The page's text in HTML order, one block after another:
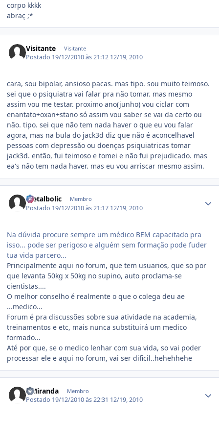
corpo kkkk
abraç ;*
Visitante Visitante
Postado 19/12/2010 às 21:12 12/19, 2010
cara, sou bipolar, ansioso pacas. mas tipo. sou muito teimoso.
sei que o psiquiatra vai falar pra não tomar. mas mesmo
assim vou me testar. proximo ano(junho) vou ciclar com
enantato+oxan+stano só assim vou saber se vai da certo ou
não. tipo. sei que não tem nada haver o que eu vou falar
agora, mas na bula do jack3d diz que não é aconcelhavel
pessoas com depressão ou doenças psiquiatricas tomar
jack3d. então, fui teimoso e tomei e não fui prejudicado. mas
ea's não tem nada haver. mas eu vou arriscar mesmo assim.
metalbolic Membro
Postado 19/12/2010 às 21:17 12/19, 2010
Na dúvida procure sempre um médico BEM capacitado pra
isso... pode ser perigoso e alguém sem formação pode fuder
tua vida parcero...
Principalmente aqui no forum, que tem usuarios, que so por
que levanta 50kg x 50kg no supino, auto proclama-se
cientistas....
O melhor conselho é realmente o que o colega deu ae
...medico...
Forum é pra discussões sobre sua atividade na academia,
treinamentos e etc, mais nunca substituirá um medico
formado...
Até por que, se o medico lenhar com sua vida, so vai poder
processar ele e aqui no forum, vai ser dificil..hehehhehe
DMiranda Membro
Postado 19/12/2010 às 22:31 12/19, 2010